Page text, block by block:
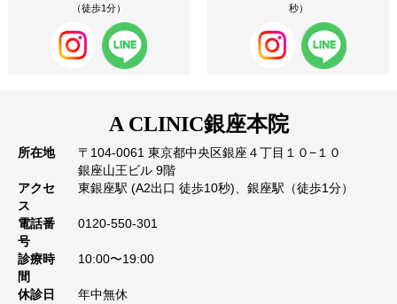
（徒歩1分）
秒）
A CLINIC銀座本院
所在地
〒104-0061 東京都中央区銀座４丁目１０−１０
銀座山王ビル 9階
アクセ
ス
東銀座駅 (A2出口 徒歩10秒)、銀座駅（徒歩1分）
電話番
号
0120-550-301
診療時
間
10:00〜19:00
休診日
年中無休